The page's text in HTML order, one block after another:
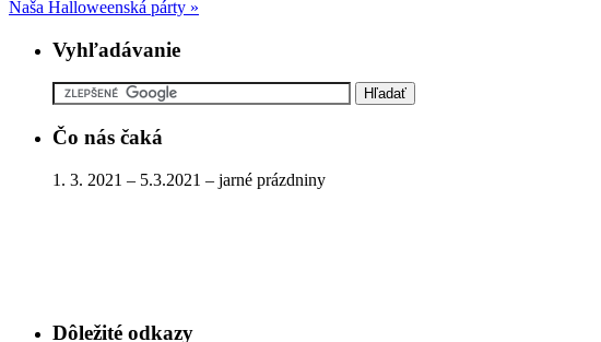
Naša Halloweenská párty »
Vyhľadávanie
Čo nás čaká
1. 3. 2021 – 5.3.2021 – jarné prázdniny
Dôležité odkazy